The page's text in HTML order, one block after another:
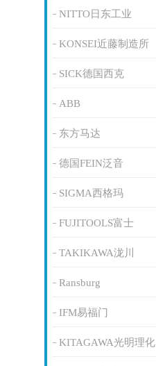
NITTO日东工业
KONSEI近藤制造所
SICK德国西克
ABB
东方马达
德国FEIN泛音
SIGMA西格玛
FUJITOOLS富士
TAKIKAWA泷川
Ransburg
IFM易福门
KITAGAWA光明理化